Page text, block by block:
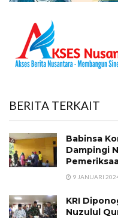
BERITA TERKAIT
Babinsa
Dampingi
9 JANUARI
KRI
Nuzulul